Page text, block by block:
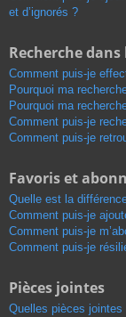
et d’ignorés ?
Recherche
Comment puis-je
Pourquoi ma
Pourquoi ma
Comment puis-je
Comment puis-je
Favoris et
Quelle est la
Comment puis-je
Comment puis-je
Comment puis-je
Pièces jointes
Quelles pièces